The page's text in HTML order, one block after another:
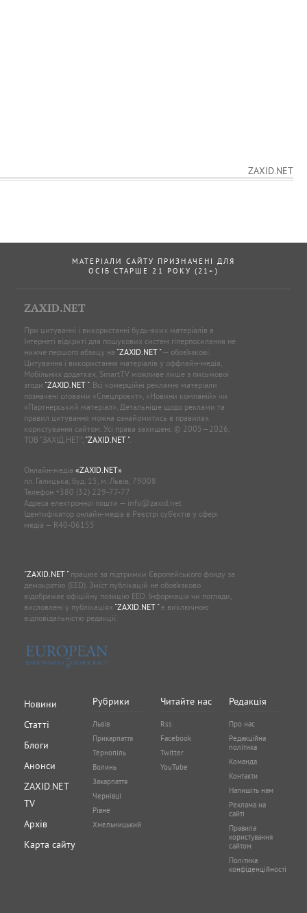
ZAXID.NET
МАТЕРІАЛИ САЙТУ ПРИЗНАЧЕНІ ДЛЯ
ОСІБ СТАРШЕ 21 РОКУ (21+)
ZAXID.NET
При цитуванні і використанні будь-яких матеріалів в
Інтернеті відкриті для пошукових систем гіперпосилання не
нижче першого абзацу на "ZAXID.NET "— обов’язкові.
Цитування і використання матеріалів у оффлайн-медіа,
Мобільних додатках, SmartTV можливе лише з письмової
згоди "ZAXID.NET ". Всі комерційні рекламні матеріали
позначені словами «Спецпроєкт», «Новини компаній» чи
«Партнерський матеріал». Детальніше щодо реклами та
правил цитування можна ознайомитись в правилах
користування сайтом. Усі права захищені. © 2005—2026,
ТОВ “ЗАХІД.НЕТ”, "ZAXID.NET ".
Онлайн-медіа «ZAXID.NET»
пл. Галицька, буд. 15, м. Львів, 79008
Телефон +380 (32) 229-77-77
Адреса електронної пошти — info@zaxid.net
Ідентифікатор онлайн-медіа в Реєстрі суб'єктів у сфері
медіа — R40-06155
"ZAXID.NET "працює за підтримки Європейського фонду за
демократію (EED). Зміст публікацій не обов’язково
відображає офіційну позицію EED. Інформація чи погляди,
висловлені у публікаціях "ZAXID.NET "є виключною
відповідальністю редакції.
Новини
Статті
Блоги
Анонси
ZAXID.NET
TV
Архів
Карта сайту
Рубрики
Львів
Прикарпаття
Тернопіль
Волинь
Закарпаття
Чернівці
Рівне
Хмельницький
Читайте нас
Rss
Facebook
Twitter
YouTube
Редакція
Про нас
Редакційна
політика
Команда
Контакти
Напишіть нам
Реклама на
сайті
Правила
користування
сайтом
Політика
конфіденційності